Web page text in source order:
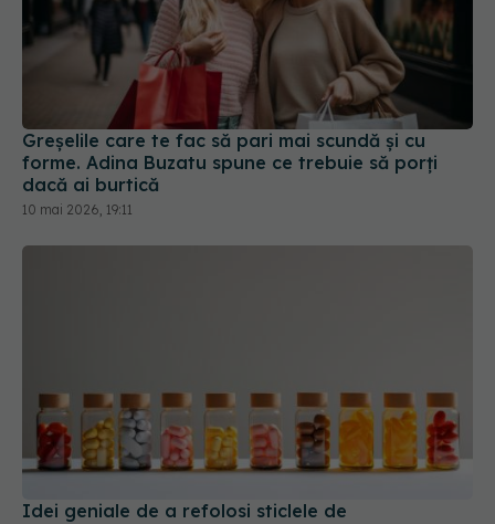
Greșelile care te fac să pari mai scundă și cu
forme. Adina Buzatu spune ce trebuie să porți
dacă ai burtică
10 mai 2026, 19:11
Idei geniale de a refolosi sticlele de
medicamente pe care le arunci
18 oct 2025, 15:30